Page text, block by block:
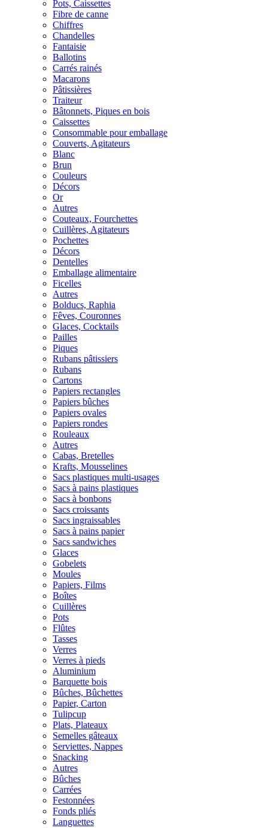
Pots, Caissettes
Fibre de canne
Chiffres
Chandelles
Fantaisie
Ballotins
Carrés rainés
Macarons
Pâtissières
Traiteur
Bâtonnets, Piques en bois
Caissettes
Consommable pour emballage
Couverts, Agitateurs
Blanc
Brun
Couleurs
Décors
Or
Autres
Couteaux, Fourchettes
Cuillères, Agitateurs
Pochettes
Décors
Dentelles
Emballage alimentaire
Ficelles
Autres
Bolducs, Raphia
Fêves, Couronnes
Glaces, Cocktails
Pailles
Piques
Rubans pâtissiers
Rubans
Cartons
Papiers rectangles
Papiers bûches
Papiers ovales
Papiers rondes
Rouleaux
Autres
Cabas, Bretelles
Krafts, Mousselines
Sacs plastiques multi-usages
Sacs à pains plastiques
Sacs à bonbons
Sacs croissants
Sacs ingraissables
Sacs à pains papier
Sacs sandwiches
Glaces
Gobelets
Moules
Papiers, Films
Boîtes
Cuillères
Pots
Flûtes
Tasses
Verres
Verres à pieds
Aluminium
Barquette bois
Bûches, Bûchettes
Papier, Carton
Tulipcup
Plats, Plateaux
Semelles gâteaux
Serviettes, Nappes
Snacking
Autres
Bûches
Carrées
Festonnées
Fonds pliés
Languettes